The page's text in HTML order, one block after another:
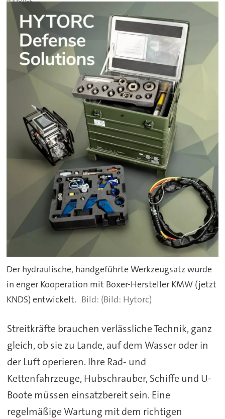
Der hydraulische, handgeführte Werkzeugsatz wurde
in enger Kooperation mit Boxer-Hersteller KMW (jetzt
KNDS) entwickelt.
(Bild: Hytorc)
Streitkräfte brauchen verlässliche Technik, ganz
gleich, ob sie zu Lande, auf dem Wasser oder in
der Luft operieren. Ihre Rad- und
Kettenfahrzeuge, Hubschrauber, Schiffe und U-
Boote müssen einsatzbereit sein. Eine
regelmäßige Wartung mit dem richtigen